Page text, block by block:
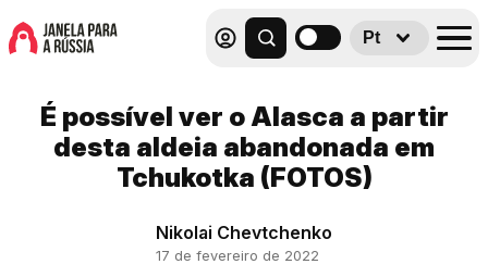
Pt
É possível ver o Alasca a partir
desta aldeia abandonada em
Tchukotka (FOTOS)
Nikolai Chevtchenko
17 de fevereiro de 2022